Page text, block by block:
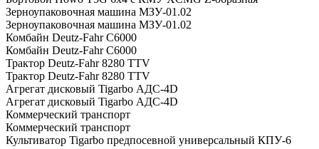
Зерноупаковочная машина МЗУ-01.02
Зерноупаковочная машина МЗУ-01.02
Комбайн Deutz-Fahr C6000
Комбайн Deutz-Fahr C6000
Трактор Deutz-Fahr 8280 TTV
Трактор Deutz-Fahr 8280 TTV
Агрегат дисковый Tigarbo АДС-4D
Агрегат дисковый Tigarbo АДС-4D
Коммерческий транспорт
Коммерческий транспорт
Культиватор Tigarbo предпосевной универсальный КПУ-6